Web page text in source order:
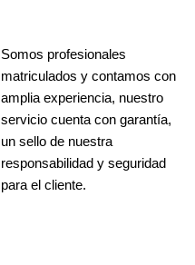
Somos profesionales
matriculados y contamos con
amplia experiencia, nuestro
servicio cuenta con garantía,
un sello de nuestra
responsabilidad y seguridad
para el cliente.